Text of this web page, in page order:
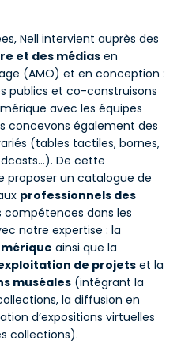
Nell intervient auprès des
et des médias en
(AMO) et en conception :
publics et co-construisons
avec les équipes
concevons également des
(tables tactiles, bornes,
De cette
proposer un catalogue de
professionnels des
compétences dans les
notre expertise : la
ainsi que la
de projets et la
muséales (intégrant la
la diffusion en
d’expositions virtuelles
collections).